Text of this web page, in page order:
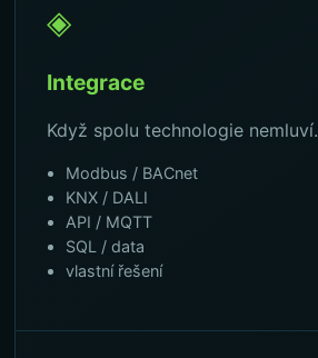
◈
Integrace
Když spolu technologie nemluví.
Modbus / BACnet
KNX / DALI
API / MQTT
SQL / data
vlastní řešení